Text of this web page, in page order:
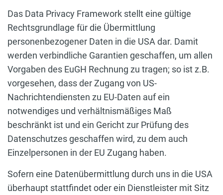
Das Data Privacy Framework stellt eine gültige
Rechtsgrundlage für die Übermittlung
personenbezogener Daten in die USA dar. Damit
werden verbindliche Garantien geschaffen, um allen
Vorgaben des EuGH Rechnung zu tragen; so ist z.B.
vorgesehen, dass der Zugang von US-
Nachrichtendiensten zu EU-Daten auf ein
notwendiges und verhältnismäßiges Maß
beschränkt ist und ein Gericht zur Prüfung des
Datenschutzes geschaffen wird, zu dem auch
Einzelpersonen in der EU Zugang haben.
Sofern eine Datenübermittlung durch uns in die USA
überhaupt stattfindet oder ein Dienstleister mit Sitz